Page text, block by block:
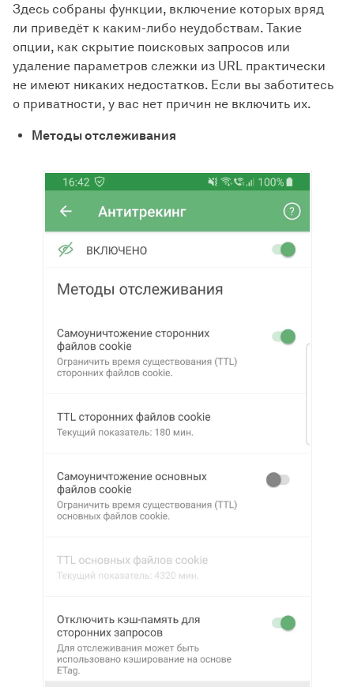
Здесь собраны функции, включение которых вряд
ли приведёт к каким-либо неудобствам. Такие
опции, как скрытие поисковых запросов или
удаление параметров слежки из URL практически
не имеют никаких недостатков. Если вы заботитесь
о приватности, у вас нет причин не включить их.
Методы отслеживания